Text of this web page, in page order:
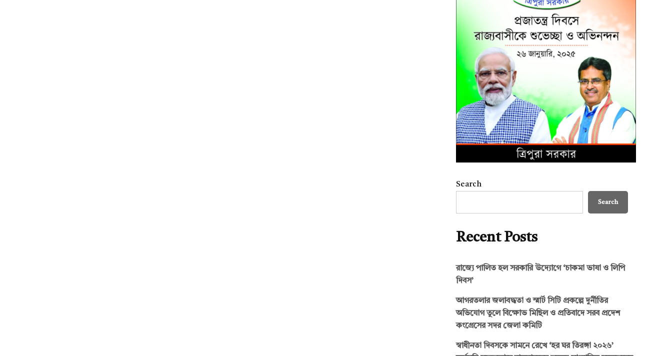
Search
Search
Recent Posts
রাজ্যে পালিত হল সরকারি উদ্যোগে ‘চাকমা ভাষা ও লিপি
দিবস’
আগরতলার জলাবদ্ধতা ও স্মার্ট সিটি প্রকল্পে দুর্নীতির
অভিযোগ তুলে বিক্ষোভ মিছিল ও প্রতিবাদে সরব প্রদেশ
কংগ্রেসের সদর জেলা কমিটি
স্বাধীনতা দিবসকে সামনে রেখে ‘হর ঘর তিরঙ্গা ২০২৬’